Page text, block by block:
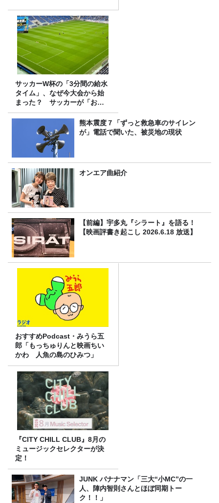
サッカーW杯の「3分間の給水
タイム」、なぜ今大会から始
まった？ サッカーが「お
金」に変わる仕組み
熊本震度７「ずっと救急車のサイレン
が」電話で聞いた、被災地の現状
オンエア曲紹介
【前編】宇多丸『シラート』を語る！
【映画評書き起こし 2026.6.18 放送】
おすすめPodcast・みうら五
郎「もっちゅりんと映画ちい
かわ 人魚の島のひみつ」
『CITY CHILL CLUB』8月の
ミュージックセレクターが決
定！
JUNK バナナマン「三大“小MC”の一
人、陣内智則さんとほぼ同期トー
ク！！」